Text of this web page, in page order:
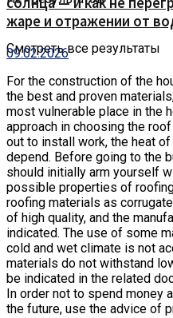
Смотреть все результаты
жаре и отражении от
09.02.2026
For the construction of the
the best and proven
most vulnerable place in the
approach in choosing the
out to install work, the heat
depend. Before going to the
should initially arm yourself
possible properties of
roofing materials as
of high quality, and the
indicated. The use of some
cold and wet climate is not
materials do not withstand
be indicated in the related
In order not to spend money
the future, use the advice of